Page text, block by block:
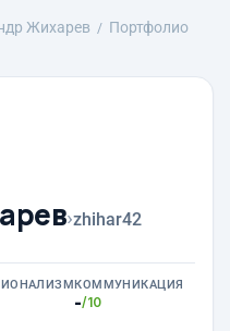
Жихарев
Портфолио
›zhihar42
КОММУНИКАЦИЯ
-/10